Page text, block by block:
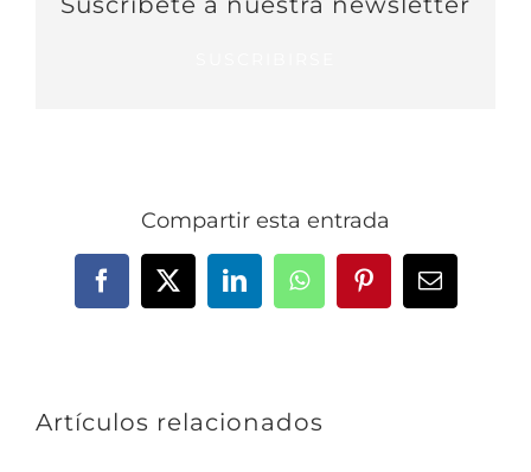
Compartir esta entrada
Facebook
X LinkedInWhatsAppPinterestCorreo
Artículos relacionados